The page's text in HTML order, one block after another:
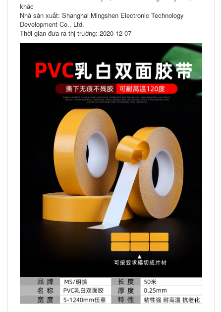
khác
Nhà sản xuất: Shanghai Mingshen Electronic Technology
Development Co., Ltd.
Thời gian đưa ra thị trường: 2020-12-07